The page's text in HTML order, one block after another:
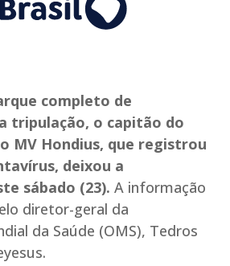
completo de
tripulação, o capitão do
MV Hondius, que registrou
deixou a
sábado (23). A informação
diretor-geral da
da Saúde (OMS), Tedros